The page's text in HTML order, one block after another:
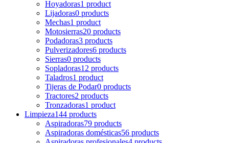
Hoyadoras1 product
Lijadoras0 products
Mechas1 product
Motosierras20 products
Podadoras3 products
Pulverizadores6 products
Sierras0 products
Sopladoras12 products
Taladros1 product
Tijeras de Podar0 products
Tractores2 products
Tronzadoras1 product
Limpieza144 products
Aspiradoras79 products
Aspiradoras domésticas56 products